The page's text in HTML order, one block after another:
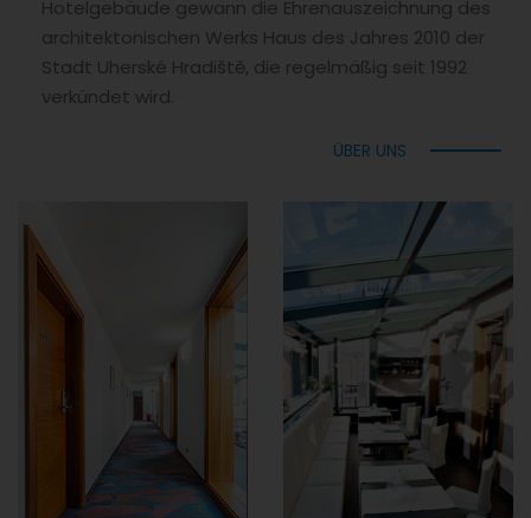
Hotelgebäude gewann die Ehrenauszeichnung des
architektonischen Werks Haus des Jahres 2010 der
Stadt Uherské Hradiště, die regelmäßig seit 1992
verkündet wird.
ÜBER UNS